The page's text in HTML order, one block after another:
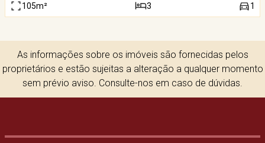
105m² 3 1
As informações sobre os imóveis são fornecidas pelos
proprietários e estão sujeitas a alteração a qualquer momento
sem prévio aviso. Consulte-nos em caso de dúvidas.